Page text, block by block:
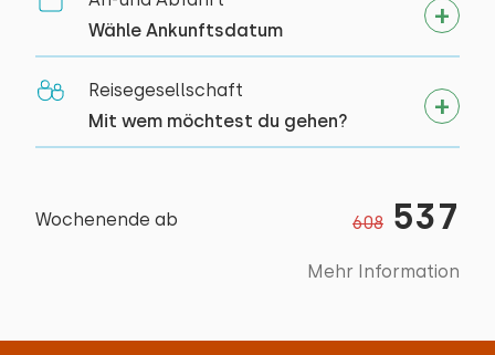
Wähle Ankunftsdatum
Reisegesellschaft
Mit wem möchtest du gehen?
Wochenende ab 608 537
Mehr Information
Bett: Einzel
Abmessungen: 80 x 200
Bettdecke(n): Einzelbettdecke
Bett: Einzel
Bettdecke(n): Einzelbettdecke
Original anzeigen
schönen Häusern und einer herrlichen
Umgebung.